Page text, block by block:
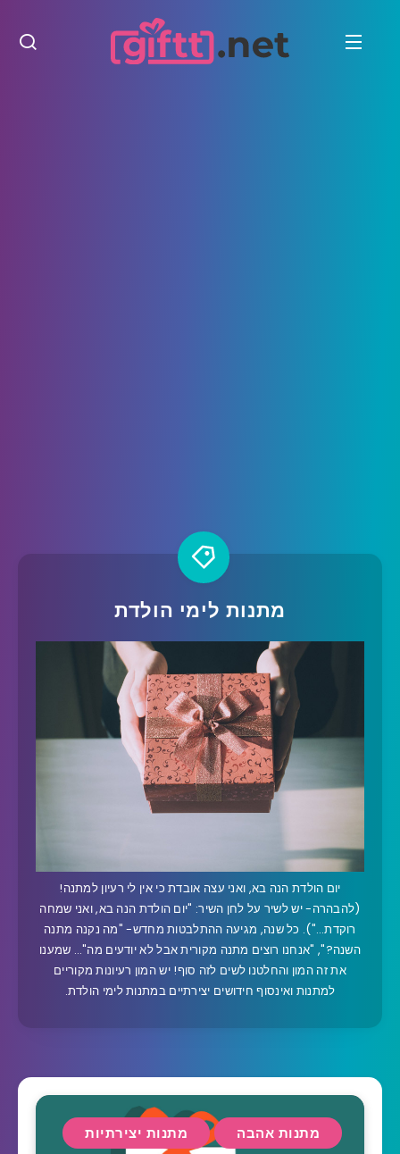
מתנות לימי הולדת
יום הולדת הנה בא, ואני עצה אובדת כי אין לי רעיון למתנה!
(להבהרה- יש לשיר על לחן השיר: "יום הולדת הנה בא, ואני שמחה
רוקדת…"). כל שנה, מגיעה ההתלבטות מחדש- "מה נקנה מתנה
השנה?", "אנחנו רוצים מתנה מקורית אבל לא יודעים מה"… שמענו
את זה המון והחלטנו לשים לזה סוף! יש המון רעיונות מקוריים
למתנות ואינסוף חידושים יצירתיים במתנות לימי הולדת.
מתנות אהבה מתנות יצירתיות